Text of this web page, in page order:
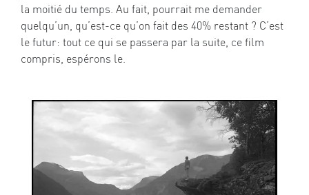
la moitié du temps. Au fait, pourrait me demander
quelqu’un, qu’est-ce qu’on fait des 40% restant ? C’est
le futur: tout ce qui se passera par la suite, ce film
compris, espérons le.